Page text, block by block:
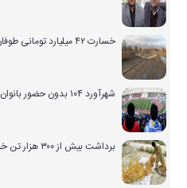
خسارت ۴۲ میلیارد تومانی طوفان به تاسیسات هرمزگان
شهرآورد ۱۰۴ بدون حضور بانوان
برداشت بیش از ۳۰۰ هزار تن خرما ازنخلستان‌های سیستان وبلوچستان